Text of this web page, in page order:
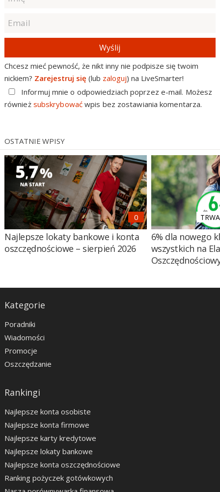
Wyślij
Chcesz mieć pewność, że nikt inny nie podpisze się twoim
nickiem? Zarejestruj się (lub zaloguj) na LiveSmarter!
Informuj mnie o odpowiedziach poprzez e-mail. Możesz
również subskrybowaćwpis bez zostawiania komentarza.
OSTATNIE WPISY
Najlepsze lokaty bankowe i konta
oszczędnościowe – sierpień 2026
6% dla nowego
wszystkich na
Kategorie
Poradniki
Wiadomości
Promocje
Oszczędzanie
Rankingi
Najlepsze konta osobiste
Najlepsze konta firmowe
Najlepsze karty kredytowe
Najlepsze lokaty bankowe
Najlepsze konta oszczędnościowe
Ranking pożyczek gotówkowych